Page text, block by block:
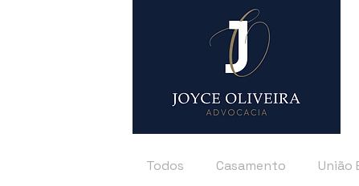
Todos Casamento União